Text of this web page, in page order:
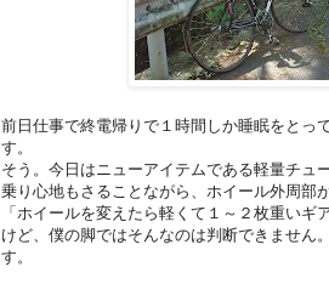
前日仕事で終電帰りで１時間しか睡眠をとっ
す。
そう。今日はニューアイテムである軽量チュ
乗り心地もさることながら、ホイール外周部
「ホイールを変えたら軽くて１～２枚重い
けど、僕の脚ではそんなのは判断できません
す。